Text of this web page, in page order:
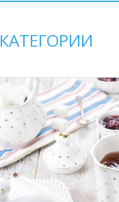
КАТЕГОРИИ